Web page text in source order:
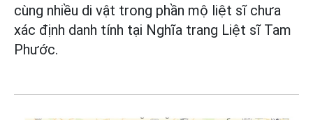
cùng nhiều di vật trong phần mộ liệt sĩ chưa
xác định danh tính tại Nghĩa trang Liệt sĩ Tam
Phước.